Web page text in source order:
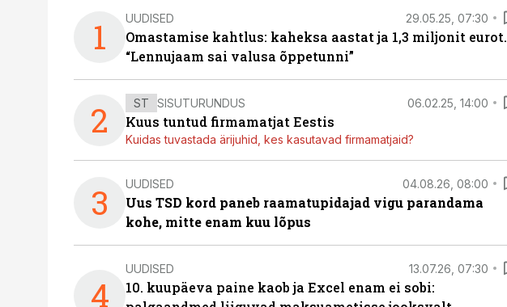
1 UUDISED 29.05.25, 07:30
Omastamise kahtlus: kaheksa aastat ja 1,3 miljonit eurot.
“Lennujaam sai valusa õppetunni”
2 ST SISUTURUNDUS 06.02.25, 14:00
Kuus tuntud firmamatjat Eestis
Kuidas tuvastada ärijuhid, kes kasutavad firmamatjaid?
3 UUDISED 04.08.26, 08:00
Uus TSD kord paneb raamatupidajad vigu parandama
kohe, mitte enam kuu lõpus
4
UUDISED 13.07.26, 07:30
10. kuupäeva paine kaob ja Excel enam ei sobi: